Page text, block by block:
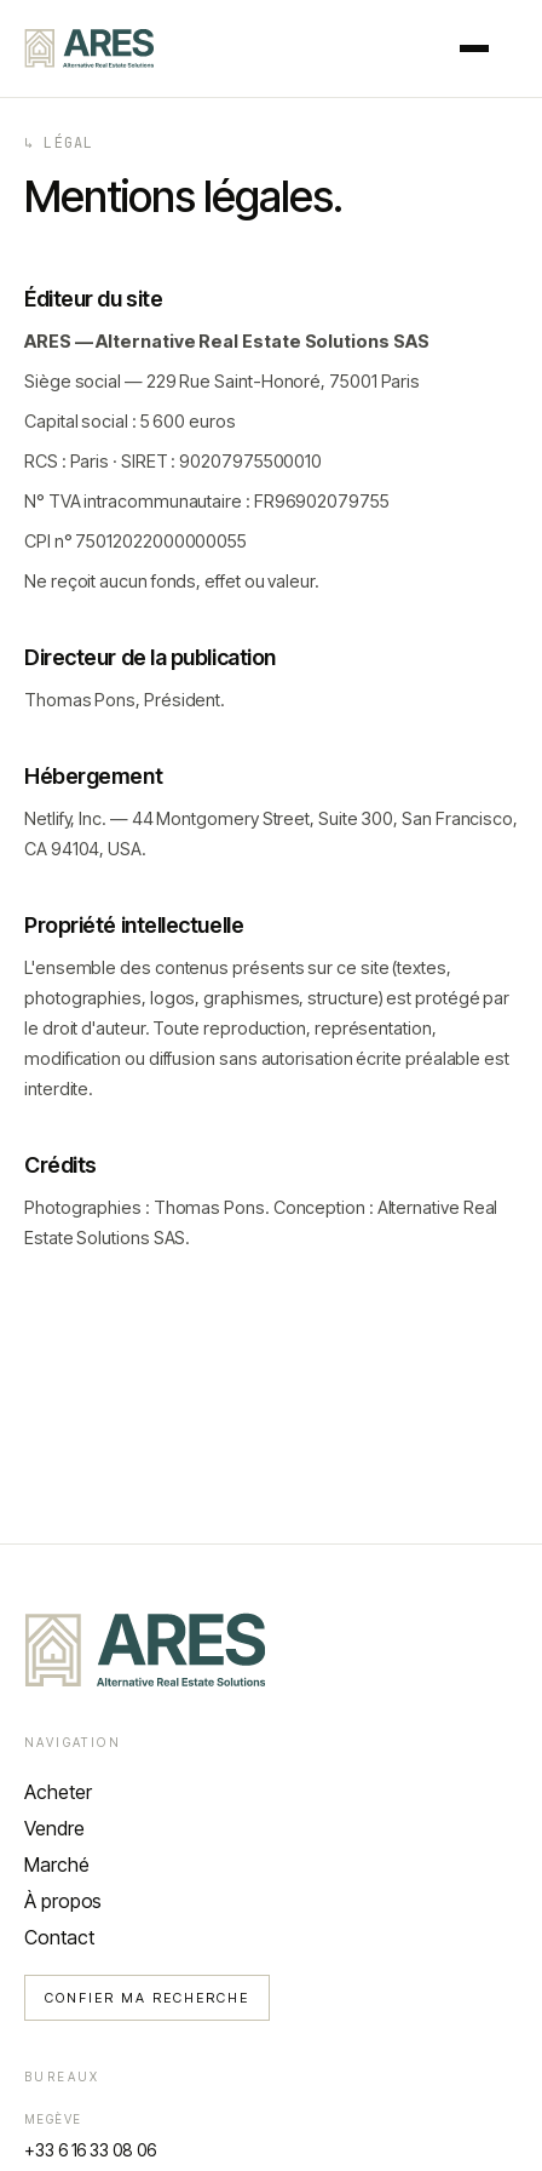
↳ LÉGAL
Mentions légales.
Éditeur du site
ARES — Alternative Real Estate Solutions SAS
Siège social — 229 Rue Saint-Honoré, 75001 Paris
Capital social : 5 600 euros
RCS : Paris · SIRET : 90207975500010
N° TVA intracommunautaire : FR96902079755
CPI n° 75012022000000055
Ne reçoit aucun fonds, effet ou valeur.
Directeur de la publication
Thomas Pons, Président.
Hébergement
Netlify, Inc. — 44 Montgomery Street, Suite 300, San Francisco,
CA 94104, USA.
Propriété intellectuelle
L'ensemble des contenus présents sur ce site (textes,
photographies, logos, graphismes, structure) est protégé par
le droit d'auteur. Toute reproduction, représentation,
modification ou diffusion sans autorisation écrite préalable est
interdite.
Crédits
Photographies : Thomas Pons. Conception : Alternative Real
Estate Solutions SAS.
NAVIGATION
Acheter
Vendre
Marché
À propos
Contact
CONFIER MA RECHERCHE
BUREAUX
MEGÈVE
+33 6 16 33 08 06